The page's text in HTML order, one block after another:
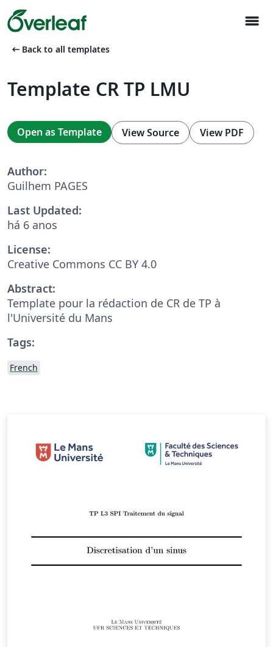
menu
arrow_left_alt Back to all templates
Template CR TP LMU
Open as Template View Source View PDF
Author:
Guilhem PAGES
Last Updated:
há 6 anos
License:
Creative Commons CC BY 4.0
Abstract:
Template pour la rédaction de CR de TP à
l'Université du Mans
Tags:
French